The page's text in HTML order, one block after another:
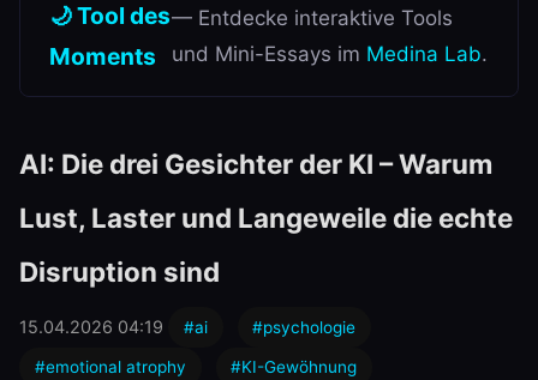
🌙 Tool des
Moments
— Entdecke interaktive Tools
und Mini-Essays im Medina Lab.
AI: Die drei Gesichter der KI – Warum
Lust, Laster und Langeweile die echte
Disruption sind
15.04.2026 04:19 #ai #psychologie
#emotional atrophy #KI-Gewöhnung